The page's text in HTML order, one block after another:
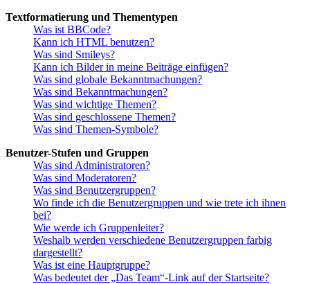
Textformatierung und Thementypen
Was ist BBCode?
Kann ich HTML benutzen?
Was sind Smileys?
Kann ich Bilder in meine Beiträge einfügen?
Was sind globale Bekanntmachungen?
Was sind Bekanntmachungen?
Was sind wichtige Themen?
Was sind geschlossene Themen?
Was sind Themen-Symbole?
Benutzer-Stufen und Gruppen
Was sind Administratoren?
Was sind Moderatoren?
Was sind Benutzergruppen?
Wo finde ich die Benutzergruppen und wie trete ich ihnen
bei?
Wie werde ich Gruppenleiter?
Weshalb werden verschiedene Benutzergruppen farbig
dargestellt?
Was ist eine Hauptgruppe?
Was bedeutet der „Das Team“-Link auf der Startseite?